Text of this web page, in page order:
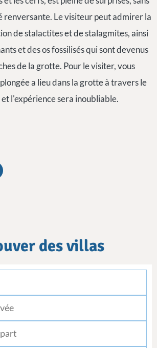
renversante. Le visiteur peut admirer la
de stalactites et de stalagmites, ainsi
et des os fossilisés qui sont devenus
de la grotte. Pour le visiter, vous
a lieu dans la grotte à travers le
l'expérience sera inoubliable.
des villas